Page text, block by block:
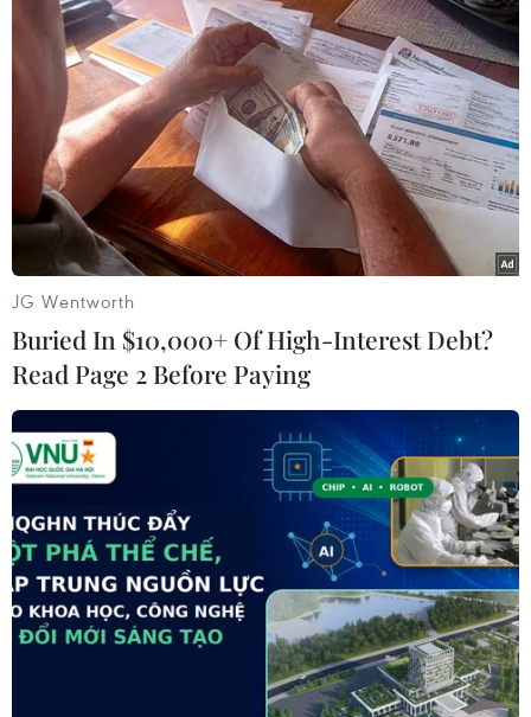
gia kháng chiến" trong cuộc kháng chiến chống
thực dân Pháp(1946-1954)./.
Đình Trung (Vietnam+)
#Hà Nội #Đình Đông Ngạc
#Chùa Đông Ngạc
#Di tích
TP. Hà Nội
JG Wentworth
Buried In $10,000+ Of High-Interest Debt?
Read Page 2 Before Paying